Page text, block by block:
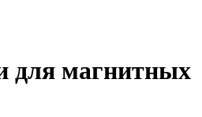
для магнитных